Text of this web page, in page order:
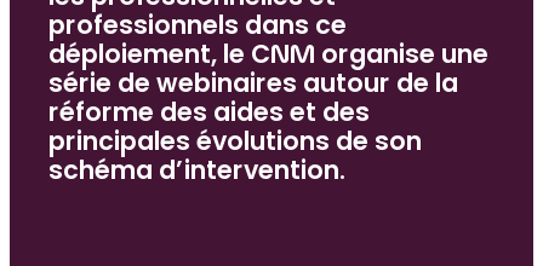
professionnels dans ce
déploiement, le CNM organise une
série de webinaires autour de la
réforme des aides et des
principales évolutions de son
schéma d’intervention.